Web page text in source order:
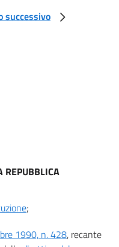
successivo
REPUBBLICA
;
1990, n. 428, recante